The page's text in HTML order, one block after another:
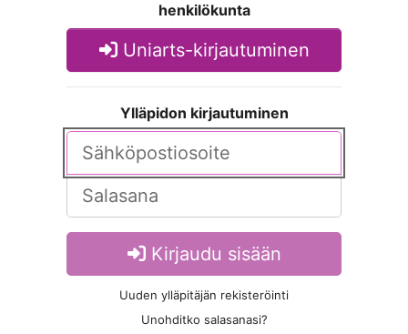
henkilökunta
Uniarts-kirjautuminen
Ylläpidon kirjautuminen
Kirjaudu sisään
Uuden ylläpitäjän rekisteröinti
Unohditko salasanasi?